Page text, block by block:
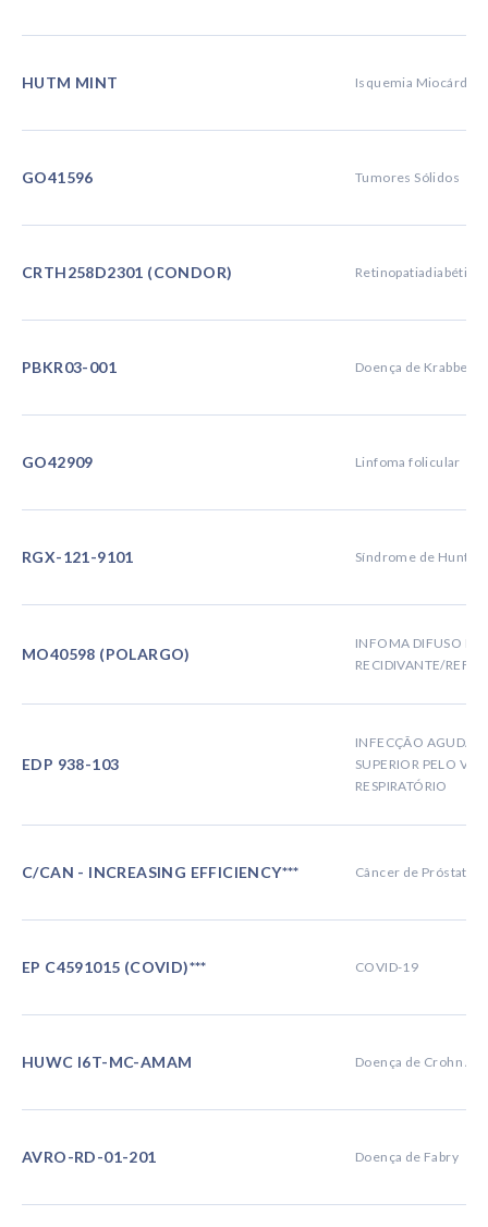
HUTM MINT Isquemia Miocárdica
GO41596 Tumores Sólidos
CRTH258D2301 (CONDOR) Retinopatiadiabética
PBKR03-001 Doença de Krabbe
GO42909 Linfoma folicular
RGX-121-9101 Síndrome de Hunter
MO40598 (POLARGO)
INFOMA DIFUSO DE
RECIDIVANTE/
EDP 938-103
INFECÇÃO AGUDA
SUPERIOR PELO
RESPIRATÓRIO
C/CAN - INCREASING EFFICIENCY*** Câncer de Próstata
EP C4591015 (COVID)*** COVID-19
HUWC I6T-MC-AMAM Doença de Crohn
AVRO-RD-01-201 Doença de Fabry